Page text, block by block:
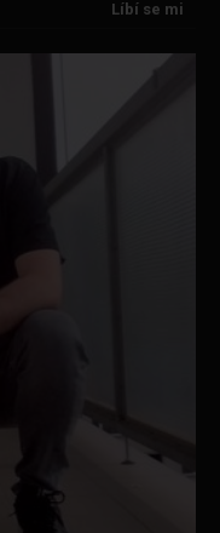
Líbí se mi